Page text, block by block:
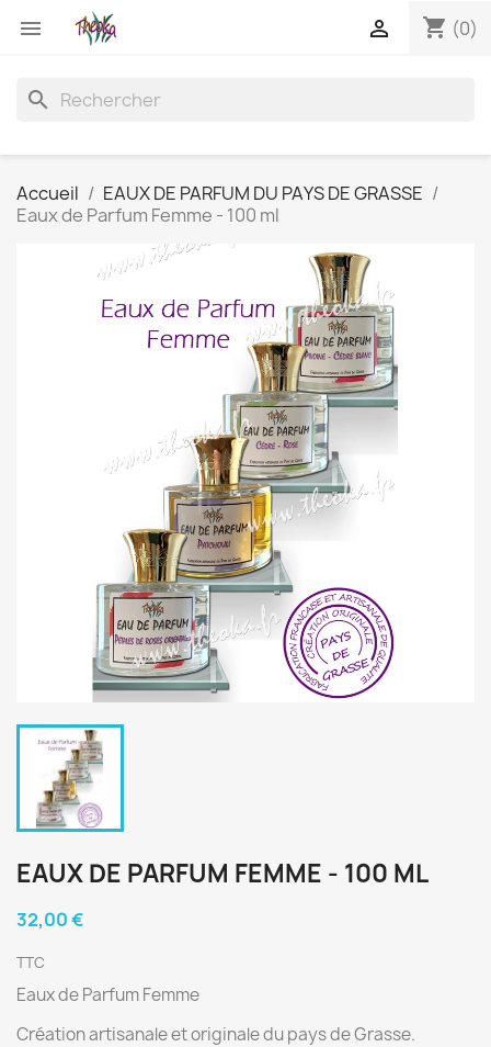
 shopping_cart (0)

search
Accueil
EAUX DE PARFUM DU PAYS DE GRASSE
Eaux de Parfum Femme - 100 ml
EAUX DE PARFUM FEMME - 100 ML
32,00 €
TTC
Eaux de Parfum Femme
Création artisanale et originale du pays de Grasse.